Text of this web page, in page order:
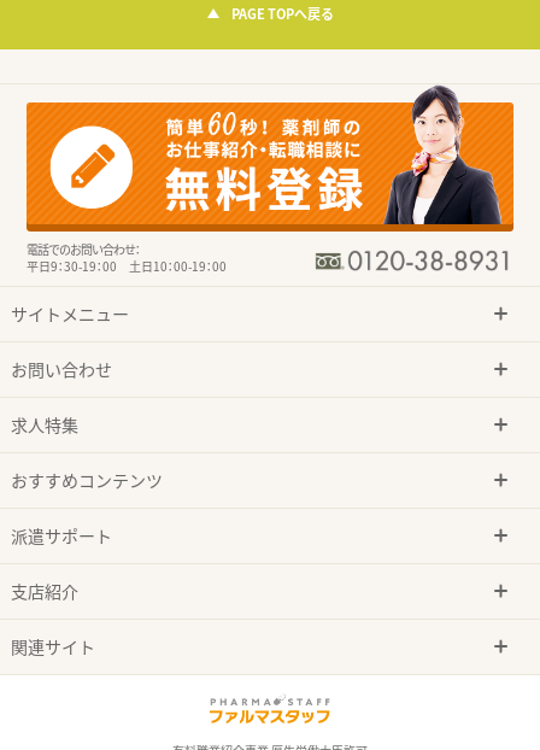
PAGE TOPへ戻る
電話でのお問い合わせ：
平日9：30-19：00 土日10：00-19：00
サイトメニュー
お問い合わせ
求人特集
おすすめコンテンツ
派遣サポート
支店紹介
関連サイト